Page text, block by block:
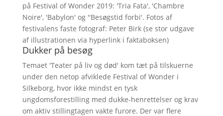
på Festival of Wonder 2019: 'Tria Fata', 'Chambre
Noire', 'Babylon' og ''Besøgstid forbi'. Fotos af
festivalens faste fotograf: Peter Birk (se stor udgave
af illustrationen via hyperlink i faktaboksen)
Dukker på besøg
Temaet 'Teater på liv og død' kom tæt på tilskuerne
under den netop afviklede Festival of Wonder i
Silkeborg, hvor ikke mindst en tysk
ungdomsforestilling med dukke-henrettelser og krav
om aktiv stillingtagen vakte furore. Der var flere